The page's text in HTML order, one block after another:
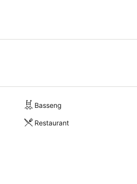
Basseng
Restaurant